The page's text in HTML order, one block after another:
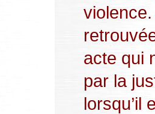
violence.
acte qui
par la
lorsqu’il